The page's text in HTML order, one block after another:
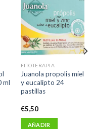
ml
FITOTERAPIA
Juanola propolis miel
y eucalipto 24
pastillas
€5,50
AÑADIR